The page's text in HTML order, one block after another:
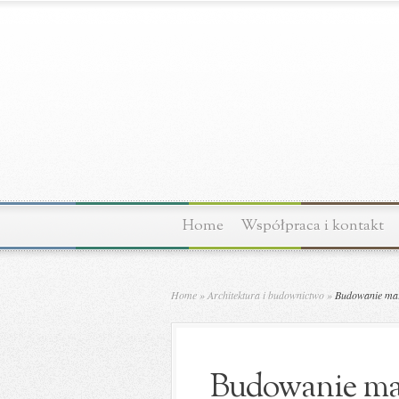
Home Współpraca i kontakt
Home »Architektura i budownictwo » Budowanie
Budowanie